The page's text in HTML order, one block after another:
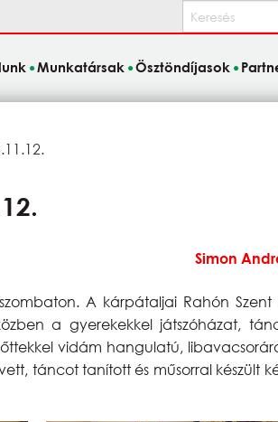
Keresés
Munkatársak Ösztöndíjasok
Simon
A kárpátaljai Rahón
a gyerekekkel játszóházat,
vidám hangulatú,
táncot tanított és műsorral készült